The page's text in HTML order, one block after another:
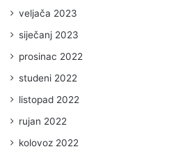
veljača 2023
siječanj 2023
prosinac 2022
studeni 2022
listopad 2022
rujan 2022
kolovoz 2022